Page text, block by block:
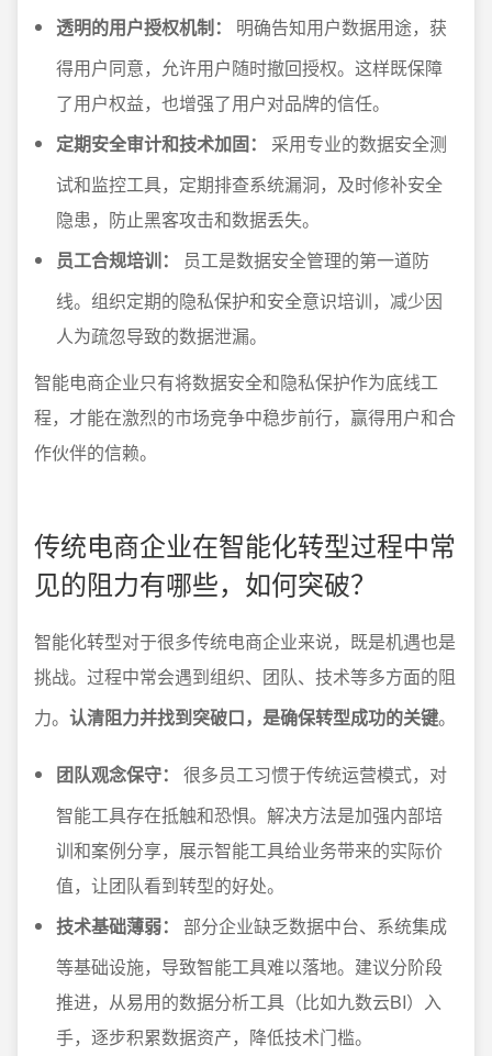
透明的用户授权机制：
明确告知用户数据用途，获
得用户同意，允许用户随时撤回授权。这样既保障
了用户权益，也增强了用户对品牌的信任。
定期安全审计和技术加固：
采用专业的数据安全测
试和监控工具，定期排查系统漏洞，及时修补安全
隐患，防止黑客攻击和数据丢失。
员工合规培训：
员工是数据安全管理的第一道防
线。组织定期的隐私保护和安全意识培训，减少因
人为疏忽导致的数据泄漏。
智能电商企业只有将数据安全和隐私保护作为底线工
程，才能在激烈的市场竞争中稳步前行，赢得用户和合
作伙伴的信赖。
传统电商企业在智能化转型过程中常
见的阻力有哪些，如何突破？
智能化转型对于很多传统电商企业来说，既是机遇也是
挑战。过程中常会遇到组织、团队、技术等多方面的阻
力。 认清阻力并找到突破口，是确保转型成功的关键。
团队观念保守：
很多员工习惯于传统运营模式，对
智能工具存在抵触和恐惧。解决方法是加强内部培
训和案例分享，展示智能工具给业务带来的实际价
值，让团队看到转型的好处。
技术基础薄弱：
部分企业缺乏数据中台、系统集成
等基础设施，导致智能工具难以落地。建议分阶段
推进，从易用的数据分析工具（比如九数云BI）入
手，逐步积累数据资产，降低技术门槛。